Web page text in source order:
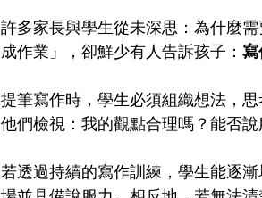
許多家長與學生從未深思：為什麼
成作業」，卻鮮少有人告訴孩子：寫
提筆寫作時，學生必須組織想法，
他們檢視：我的觀點合理嗎？能否
若透過持續的寫作訓練，學生能逐